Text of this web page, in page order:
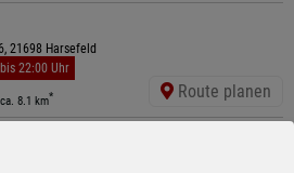
21698 Harsefeld
22:00 Uhr
8.1 km* Route planen
27419 Sittensen